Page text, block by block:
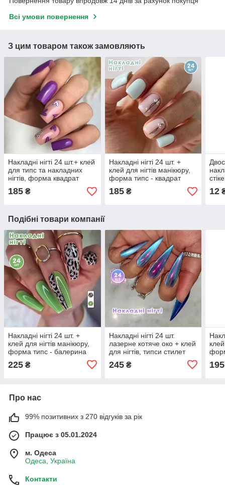
Всі умови повернення
З цим товаром також замовляють
Накладні нігті 24 шт.+ клей
для типс та накладних
нігтів, форма квадрат
185 ₴
Накладні нігті 24 шт. +
клей для нігтів манікюру,
форма типс - квадрат
185₴ 12
Подібні товари компанії
Накладні нігті 24 шт. +
клей для нігтів манікюру,
форма типс - балерина
225 ₴
Накладні нігті 24 шт.
лазерне котяче око + клей
для нігтів, типси стилет
245₴ 195
Про нас
99% позитивних з 270 відгуків за рік
Працює з 05.01.2024
м. Одеса
Одеса, Україна
Контакти